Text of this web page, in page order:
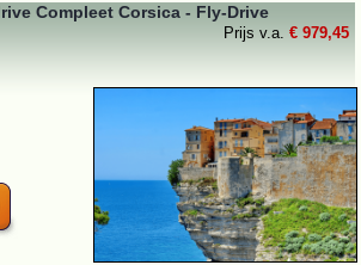
Compleet Corsica - Fly-Drive
Prijs v.a. € 979,45